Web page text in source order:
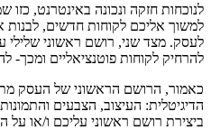
לנוכחות חזקה ונכונה באינטרנט, כזו
למשוך אליכם לקוחות חדשים, לבנות
לעסק. מצד שני, רושם ראשוני שלילי
להרחיק לקוחות פוטנציאליים ומכך-
כאמור, הרושם הראשוני של העסק
הדיגיטלית: העיצוב, הצבעים
ביצירת רושם ראשוני עליכם ו/או